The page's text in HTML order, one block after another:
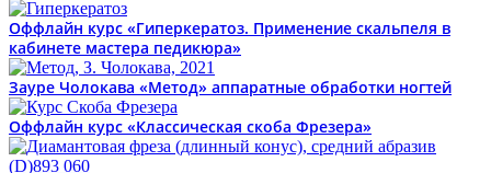
Оффлайн курс «Гиперкератоз. Применение скальпеля в
кабинете мастера педикюра»
Зауре Чолокава «Метод» аппаратные обработки ногтей
Оффлайн курс «Классическая скоба Фрезера»